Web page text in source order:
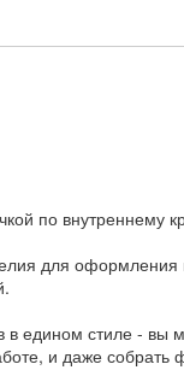
по внутреннему
для
едином стиле - вы
и даже собрать